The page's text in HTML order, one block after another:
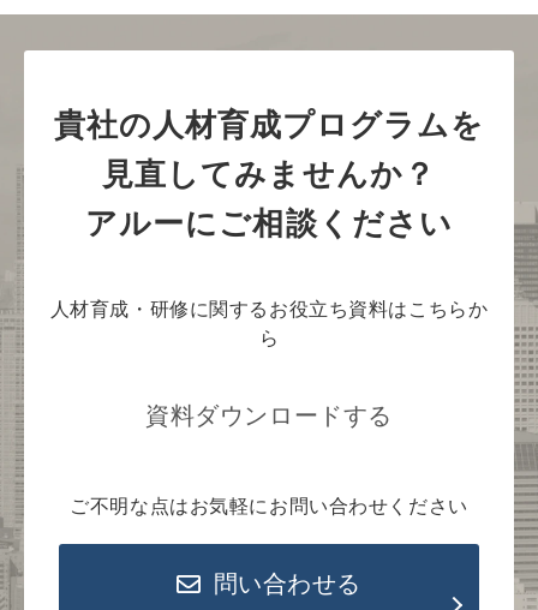
貴社の人材育成プログラムを
見直してみませんか？
アルーにご相談ください
人材育成・研修に関するお役立ち資料はこちらか
ら
資料ダウンロードする
ご不明な点はお気軽にお問い合わせください
問い合わせる